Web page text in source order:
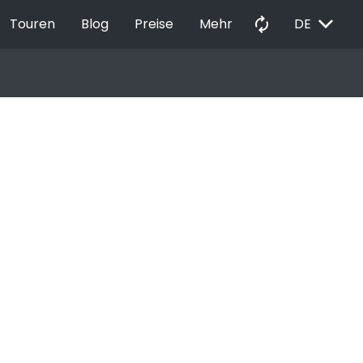
Touren Blog Preise Mehr autorenew DE EXPAND_MORE